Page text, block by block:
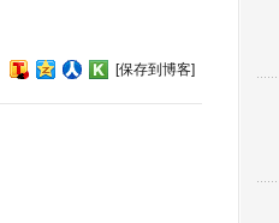
[保存到博客]